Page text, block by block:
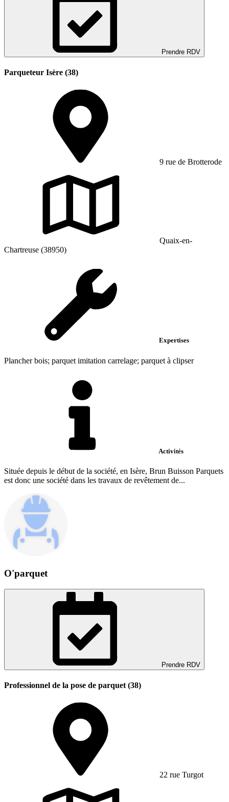
Prendre RDV
Parqueteur Isère (38)
9 rue de Brotterode
Quaix-en-
Chartreuse (38950)
Expertises
Plancher bois; parquet imitation carrelage; parquet à clipser
Activités
Située depuis le début de la société, en Isère, Brun Buisson Parquets
est donc une société dans les travaux de revêtement de...
O'parquet
Prendre RDV
Professionnel de la pose de parquet (38)
22 rue Turgot